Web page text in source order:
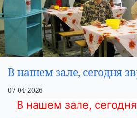
В нашем зале, сегодня
07-04-2026
В нашем зале,